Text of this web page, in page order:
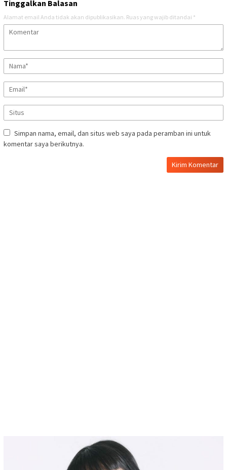
Tinggalkan Balasan
Alamat email Anda tidak akan dipublikasikan. Ruas yang wajib ditandai *
Simpan nama, email, dan situs web saya pada peramban ini untuk
komentar saya berikutnya.